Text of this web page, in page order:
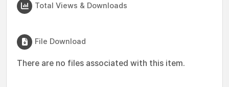
Total Views & Downloads
File Download
There are no files associated with this item.